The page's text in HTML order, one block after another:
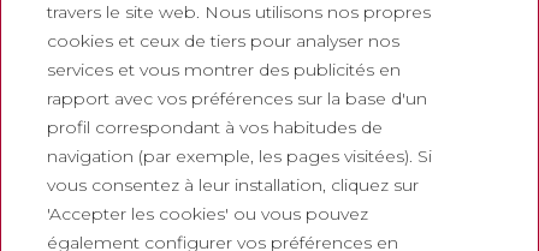
Travaillez avec nous
Foire aux questions
Billets touristiques
Juridique
Politique de confidentialité
Politique de cookies
travers le site web. Nous utilisons nos propres
cookies et ceux de tiers pour analyser nos
services et vous montrer des publicités en
rapport avec vos préférences sur la base d'un
profil correspondant à vos habitudes de
navigation (par exemple, les pages visitées). Si
vous consentez à leur installation, cliquez sur
'Accepter les cookies' ou vous pouvez
également configurer vos préférences en